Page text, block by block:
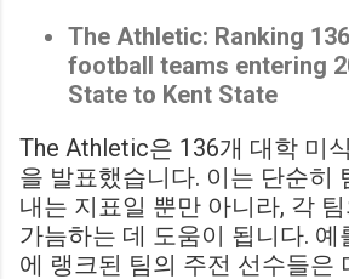
The Athletic: Ranking
football teams entering
State to Kent State
The Athletic은 136개 대학 미
을 발표했습니다. 이는 단순히
내는 지표일 뿐만 아니라, 각
가늠하는 데 도움이 됩니다. 예
에 랭크된 팀의 주전 선수들은